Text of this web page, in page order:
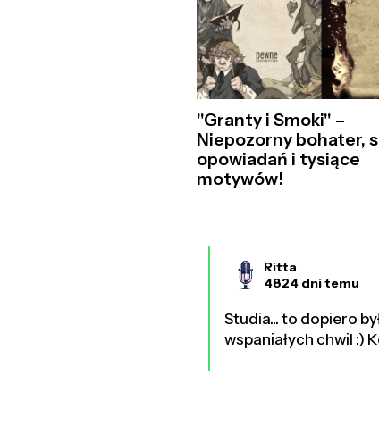
"Granty i Smoki" –
Niepozorny bohater,
opowiadań i tysiące
motywów!
Ritta
4824 dni temu
Studia... to dopiero
wspaniałych chwil :)